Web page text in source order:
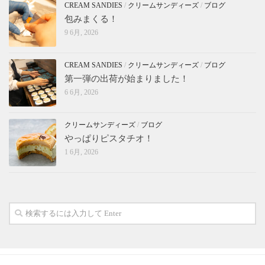
CREAM SANDIES / クリームサンディーズ / ブログ
包みまくる！
9 6月, 2026
CREAM SANDIES / クリームサンディーズ / ブログ
第一弾の出荷が始まりました！
6 6月, 2026
クリームサンディーズ / ブログ
やっぱりピスタチオ！
1 6月, 2026